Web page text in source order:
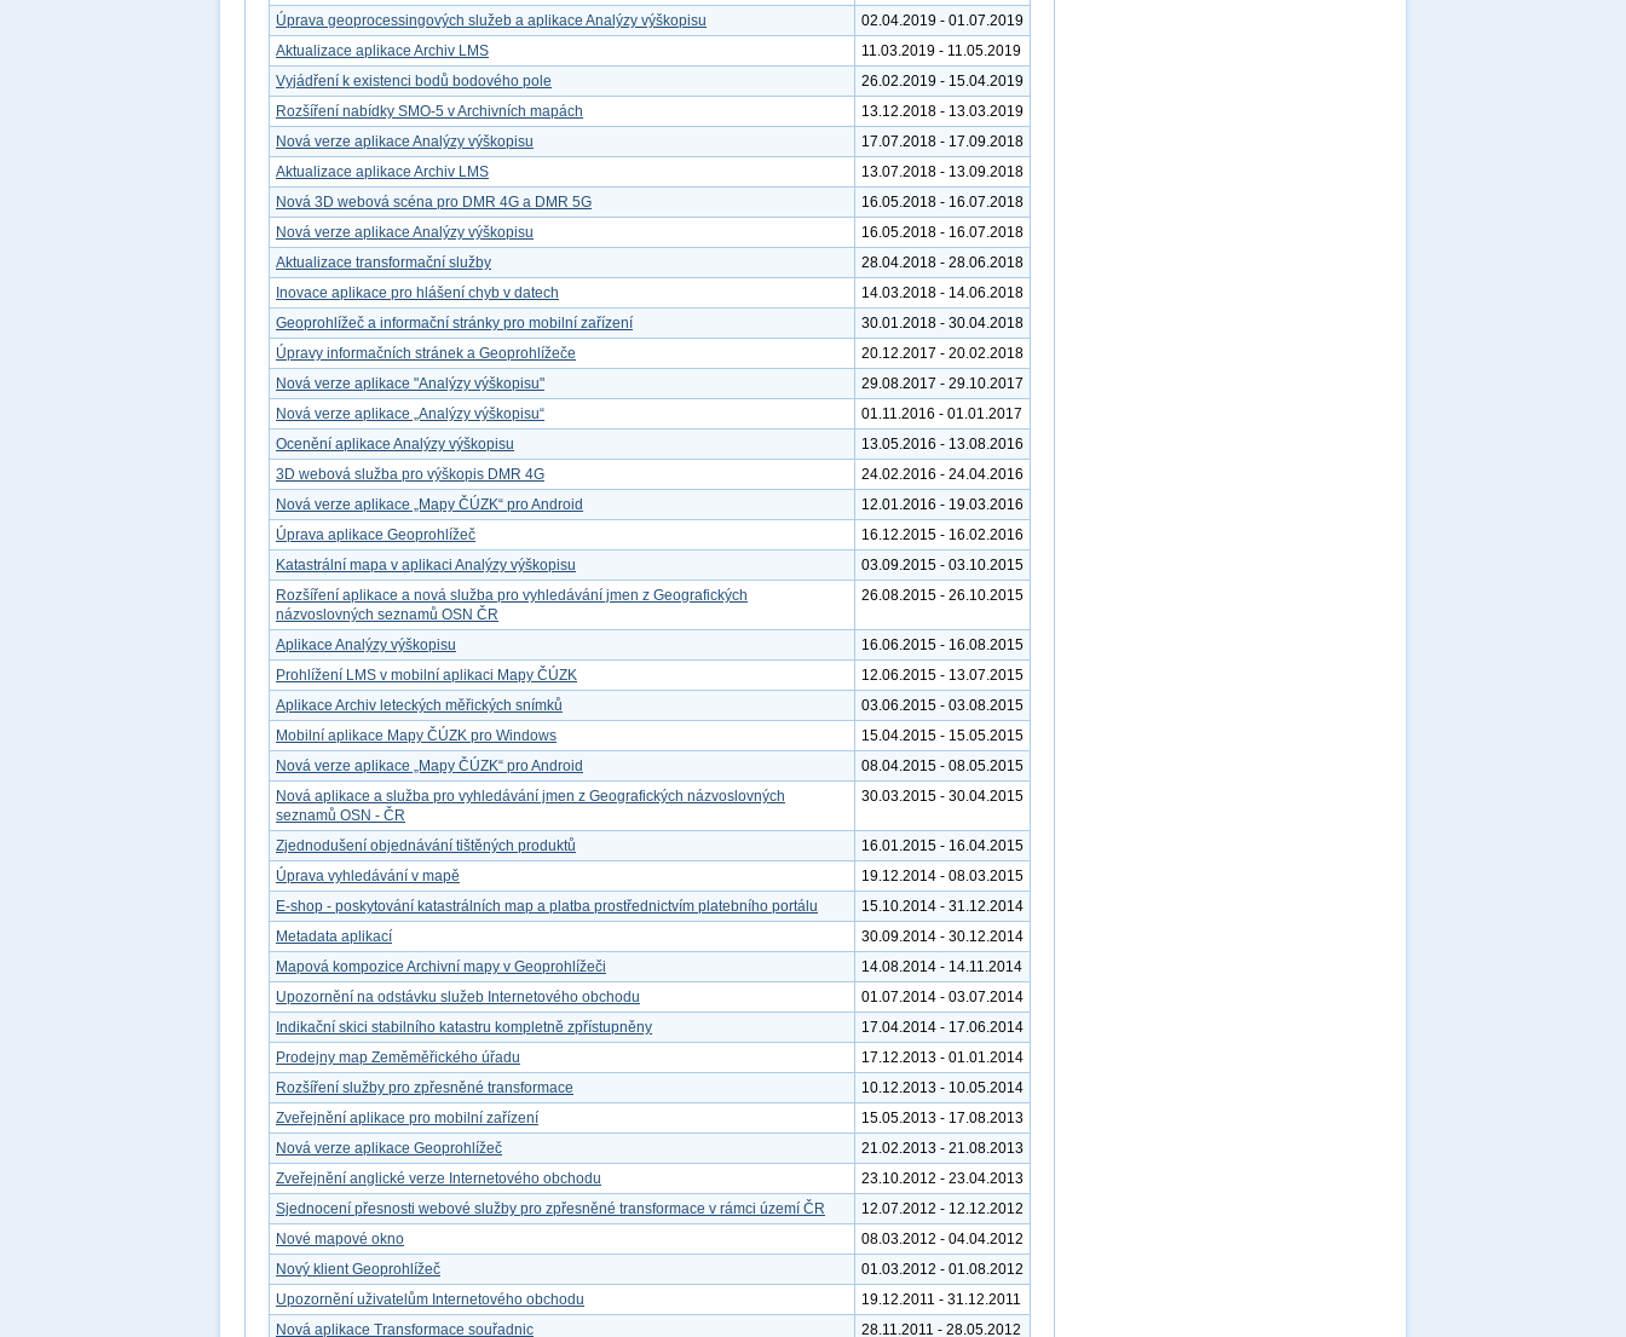
Úprava geoprocessingových služeb a aplikace Analýzy výškopisu
02.04.2019 - 01.07.2019
Aktualizace aplikace Archiv LMS
11.03.2019 - 11.05.2019
Vyjádření k existenci bodů bodového pole
26.02.2019 - 15.04.2019
Rozšíření nabídky SMO-5 v Archivních mapách
13.12.2018 - 13.03.2019
Nová verze aplikace Analýzy výškopisu
17.07.2018 - 17.09.2018
Aktualizace aplikace Archiv LMS
13.07.2018 - 13.09.2018
Nová 3D webová scéna pro DMR 4G a DMR 5G
16.05.2018 - 16.07.2018
Nová verze aplikace Analýzy výškopisu
16.05.2018 - 16.07.2018
Aktualizace transformační služby
28.04.2018 - 28.06.2018
Inovace aplikace pro hlášení chyb v datech
14.03.2018 - 14.06.2018
Geoprohlížeč a informační stránky pro mobilní zařízení
30.01.2018 - 30.04.2018
Úpravy informačních stránek a Geoprohlížeče
20.12.2017 - 20.02.2018
Nová verze aplikace "Analýzy výškopisu"
29.08.2017 - 29.10.2017
Nová verze aplikace „Analýzy výškopisu“
01.11.2016 - 01.01.2017
Ocenění aplikace Analýzy výškopisu
13.05.2016 - 13.08.2016
3D webová služba pro výškopis DMR 4G
24.02.2016 - 24.04.2016
Nová verze aplikace „Mapy ČÚZK“ pro Android
12.01.2016 - 19.03.2016
Úprava aplikace Geoprohlížeč
16.12.2015 - 16.02.2016
Katastrální mapa v aplikaci Analýzy výškopisu
03.09.2015 - 03.10.2015
Rozšíření aplikace a nová služba pro vyhledávání jmen z Geografických
názvoslovných seznamů OSN ČR
26.08.2015 - 26.10.2015
Aplikace Analýzy výškopisu
16.06.2015 - 16.08.2015
Prohlížení LMS v mobilní aplikaci Mapy ČÚZK
12.06.2015 - 13.07.2015
Aplikace Archiv leteckých měřických snímků
03.06.2015 - 03.08.2015
Mobilní aplikace Mapy ČÚZK pro Windows
15.04.2015 - 15.05.2015
Nová verze aplikace „Mapy ČÚZK“ pro Android
08.04.2015 - 08.05.2015
Nová aplikace a služba pro vyhledávání jmen z Geografických názvoslovných
seznamů OSN - ČR
30.03.2015 - 30.04.2015
Zjednodušení objednávání tištěných produktů
16.01.2015 - 16.04.2015
Úprava vyhledávání v mapě
19.12.2014 - 08.03.2015
E-shop - poskytování katastrálních map a platba prostřednictvím platebního portálu
15.10.2014 - 31.12.2014
Metadata aplikací
30.09.2014 - 30.12.2014
Mapová kompozice Archivní mapy v Geoprohlížeči
14.08.2014 - 14.11.2014
Upozornění na odstávku služeb Internetového obchodu
01.07.2014 - 03.07.2014
Indikační skici stabilního katastru kompletně zpřístupněny
17.04.2014 - 17.06.2014
Prodejny map Zeměměřického úřadu
17.12.2013 - 01.01.2014
Rozšíření služby pro zpřesněné transformace
10.12.2013 - 10.05.2014
Zveřejnění aplikace pro mobilní zařízení
15.05.2013 - 17.08.2013
Nová verze aplikace Geoprohlížeč
21.02.2013 - 21.08.2013
Zveřejnění anglické verze Internetového obchodu
23.10.2012 - 23.04.2013
Sjednocení přesnosti webové služby pro zpřesněné transformace v rámci území ČR
12.07.2012 - 12.12.2012
Nové mapové okno
08.03.2012 - 04.04.2012
Nový klient Geoprohlížeč
01.03.2012 - 01.08.2012
Upozornění uživatelům Internetového obchodu
19.12.2011 - 31.12.2011
Nová aplikace Transformace souřadnic
28.11.2011 - 28.05.2012